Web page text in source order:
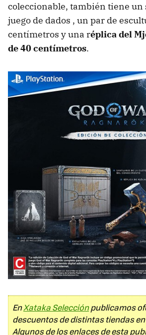
coleccionable, también tiene un
juego de dados , un par de
centímetros y una réplica del
de 40 centímetros.
EnXataka Selecciónpublicamos
descuentos de distintas tiendas en
Algunos de los enlaces de esta